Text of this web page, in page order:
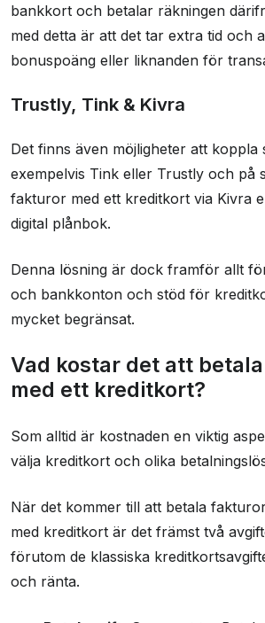
bankkort och betalar räkningen
med detta är att det tar extra tid och
bonuspoäng eller liknanden för
Trustly, Tink & Kivra
Det finns även möjligheter att koppla
exempelvis Tink eller Trustly och på
fakturor med ett kreditkort via Kivra
digital plånbok.
Denna lösning är dock framför allt
och bankkonton och stöd för
mycket begränsat.
Vad kostar det att
med ett kreditkort?
Som alltid är kostnaden en viktig
välja kreditkort och olika
När det kommer till att betala
med kreditkort är det främst två
förutom de klassiska
och ränta.